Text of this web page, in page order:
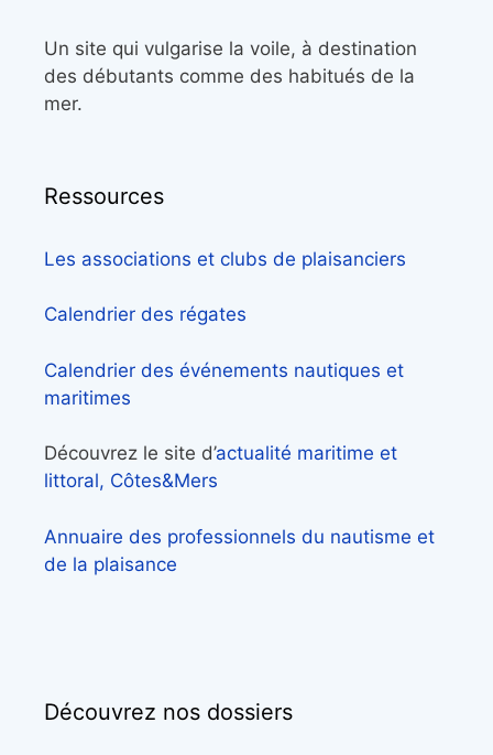
Un site qui vulgarise la voile, à destination
des débutants comme des habitués de la
mer.
Ressources
Les associations et clubs de plaisanciers
Calendrier des régates
Calendrier des événements nautiques et
maritimes
Découvrez le site d’actualité maritime et
littoral, Côtes&Mers
Annuaire des professionnels du nautisme et
de la plaisance
Découvrez nos dossiers